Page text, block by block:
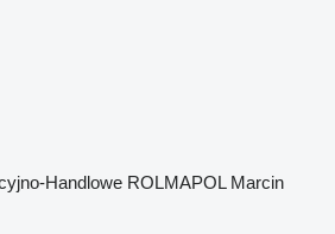
Handlowe ROLMAPOL Marcin